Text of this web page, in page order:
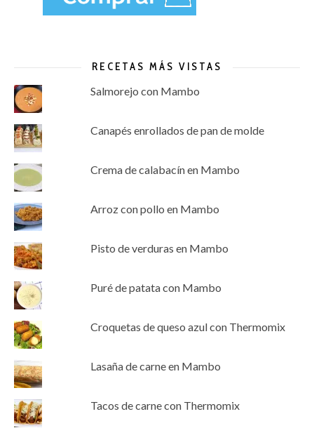
RECETAS MÁS VISTAS
Salmorejo con Mambo
Canapés enrollados de pan de molde
Crema de calabacín en Mambo
Arroz con pollo en Mambo
Pisto de verduras en Mambo
Puré de patata con Mambo
Croquetas de queso azul con Thermomix
Lasaña de carne en Mambo
Tacos de carne con Thermomix